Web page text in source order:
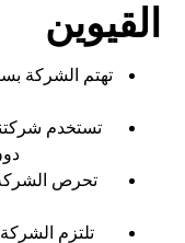
القيوين
تهتم الشركة
تستخدم
تحرص
تلتزم